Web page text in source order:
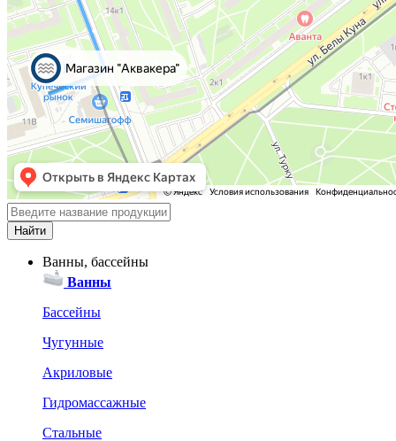
Ванны, бассейны
Ванны
Бассейны
Чугунные
Акриловые
Гидромассажные
Стальные